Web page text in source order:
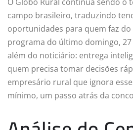
campo brasileiro, traduzindo
oportunidades para quem faz do
programa do último domingo, 27
além do noticiário: entrega
quem precisa tomar decisões
empresário rural que ignora
mínimo, um passo atrás da